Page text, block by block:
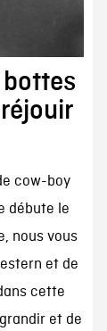
cow-boy
débute le
nous vous
et de
cette
et de